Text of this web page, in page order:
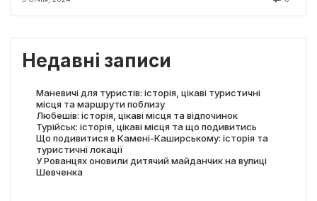
Недавні записи
Маневичі для туристів: історія, цікаві туристичні
місця та маршрути поблизу
Любешів: історія, цікаві місця та відпочинок
Турійськ: історія, цікаві місця та що подивитись
Що подивитися в Камені-Каширському: історія та
туристичні локації
У Рованцях оновили дитячий майданчик на вулиці
Шевченка